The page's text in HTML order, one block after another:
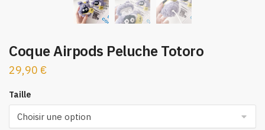
Coque Airpods Peluche Totoro
29,90 €
Taille